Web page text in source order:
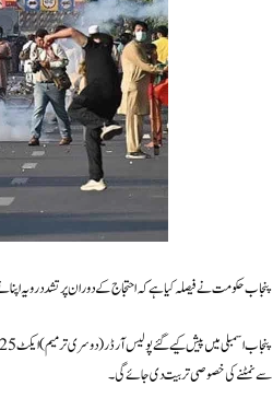
پنجاب حکومت نے فیصلہ کیا ہے کہ احتجاج کے دوران پرتشدد رویہ
سے نمٹنے کی خصوصی تربیت دی جائے گی۔